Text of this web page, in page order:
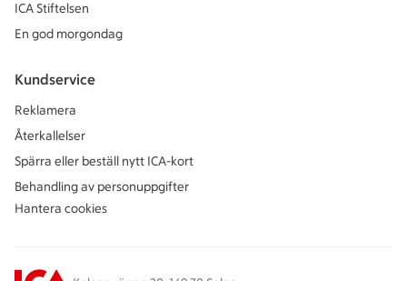
ICA Stiftelsen
En god morgondag
Kundservice
Reklamera
Återkallelser
Spärra eller beställ nytt ICA-kort
Behandling av personuppgifter
Hantera cookies